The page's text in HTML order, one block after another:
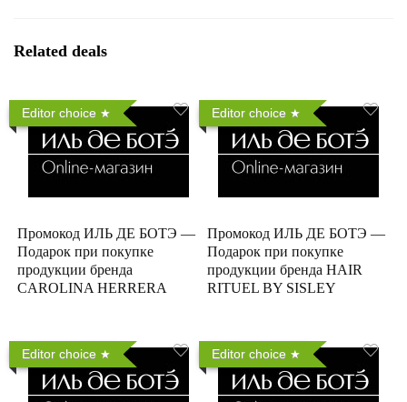
Related deals
Editor choice
Промокод ИЛЬ ДЕ БОТЭ —
Подарок при покупке
продукции бренда
CAROLINA HERRERA
Editor choice
Промокод ИЛЬ ДЕ БОТЭ —
Подарок при покупке
продукции бренда HAIR
RITUEL BY SISLEY
Editor choice Editor choice